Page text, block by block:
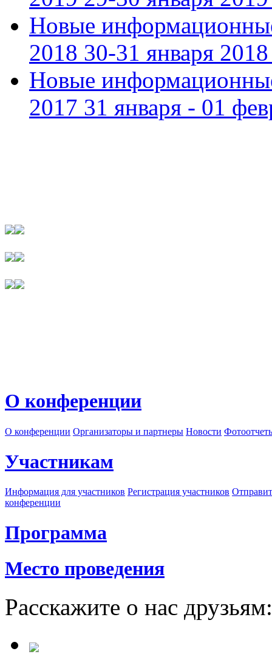
Новые
2018 30-31 января 2018
Новые
2017 31 января - 01
О конференции
О конференции Организаторы и партнеры Новости
Участникам
Информация для участников Регистрация участников
конференции
Программа
Место проведения
Расскажите о нас друзьям: